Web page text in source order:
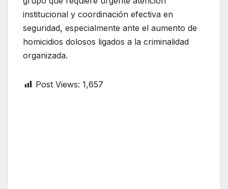
institucional y coordinación efectiva en
seguridad, especialmente ante el aumento de
homicidios dolosos ligados a la criminalidad
organizada.
Post Views: 1,657